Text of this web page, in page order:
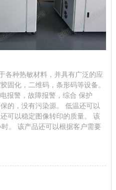
各种热敏材料，并具有广泛的应
固化，二维码，条形码等设备。
报警，故障报警，综合 保护
的，没有污染源。 低温还可以
可以稳定图像转印的质量。 该
。 该产品还可以根据客户需要